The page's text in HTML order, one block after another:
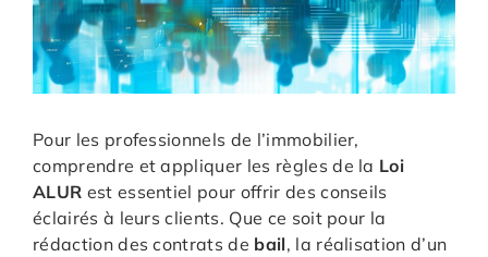
Pour les professionnels de l’immobilier,
comprendre et appliquer les règles de la Loi
ALUR est essentiel pour offrir des conseils
éclairés à leurs clients. Que ce soit pour la
rédaction des contrats de bail, la réalisation d’un